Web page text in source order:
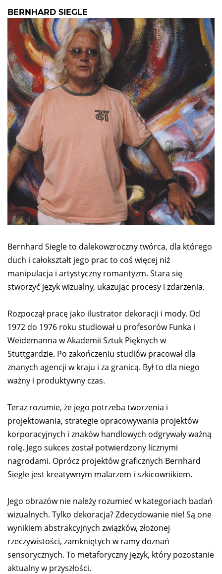
BERNHARD SIEGLE
Bernhard Siegle to dalekowzroczny twórca, dla którego
duch i całokształt jego prac to coś więcej niż
manipulacja i artystyczny romantyzm. Stara się
stworzyć język wizualny, ukazując procesy i zdarzenia.
Rozpoczął pracę jako ilustrator dekoracji i mody. Od
1972 do 1976 roku studiował u profesorów Funka i
Weidemanna w Akademii Sztuk Pięknych w
Stuttgardzie. Po zakończeniu studiów pracował dla
znanych agencji w kraju i za granicą. Był to dla niego
ważny i produktywny czas.
Teraz rozumie, że jego potrzeba tworzenia i
projektowania, strategie opracowywania projektów
korporacyjnych i znaków handlowych odgrywały ważną
rolę. Jego sukces został potwierdzony licznymi
nagrodami. Oprócz projektów graficznych Bernhard
Siegle jest kreatywnym malarzem i szkicownikiem.
Jego obrazów nie należy rozumieć w kategoriach badań
wizualnych. Tylko dekoracja? Zdecydowanie nie! Są one
wynikiem abstrakcyjnych związków, złożonej
rzeczywistości, zamkniętych w ramy doznań
sensorycznych. To metaforyczny język, który pozostanie
aktualny w przyszłości.